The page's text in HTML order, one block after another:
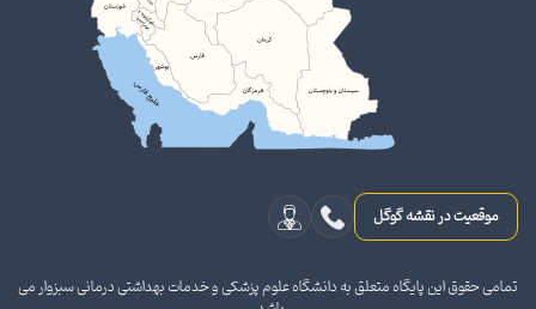
موقعیت در نقشه گوگل
تمامی حقوق این پایگاه متعلق به دانشگاه علوم پزشکی و خدمات بهداشتی درمانی سبزوار می